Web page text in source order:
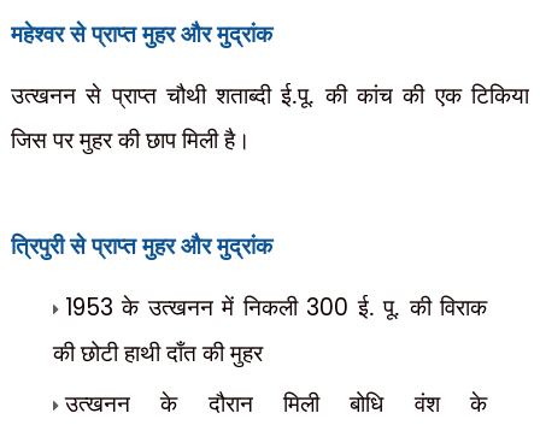
महेश्वर से प्राप्त मुहर और मुद्रांक
उत्खनन से प्राप्त चौथी शताब्दी ई.पू. की कांच की एक टिकिया
जिस पर मुहर की छाप मिली है।
त्रिपुरी से प्राप्त मुहर और मुद्रांक
1953 के उत्खनन में निकली 300 ई. पू. की विराक
की छोटी हाथी दाँत की मुहर
उत्खनन के दौरान मिली बोधि वंश के